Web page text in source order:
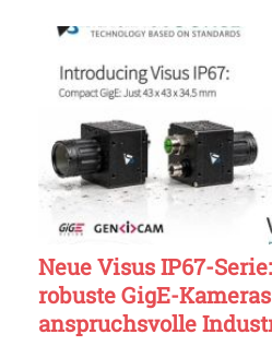
Neue Visus IP67-
robuste GigE-
anspruchsvolle